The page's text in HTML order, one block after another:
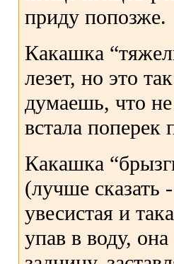
приду попозже.
Какашка
лезет, но это
думаешь, что не
встала поперек
Какашка
(лучше сказать
увесистая и
упав в воду,